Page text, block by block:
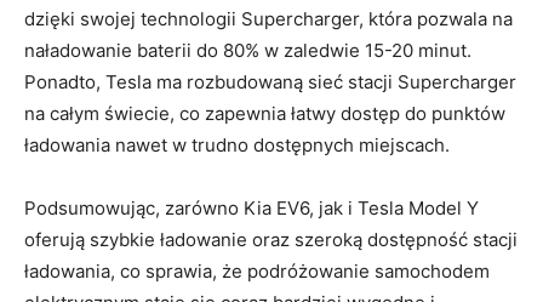
dzięki swojej technologii Supercharger, ​która pozwala na
naładowanie baterii do 80% w zaledwie⁤ 15-20 minut.
Ponadto, Tesla ma rozbudowaną sieć stacji Supercharger
na całym świecie, co zapewnia łatwy dostęp‍ do punktów
ładowania ‌nawet w ⁤trudno dostępnych miejscach.
Podsumowując, zarówno Kia EV6, jak i Tesla Model Y
oferują szybkie ładowanie oraz szeroką dostępność stacji‌
ładowania, co sprawia, że podróżowanie samochodem⁤